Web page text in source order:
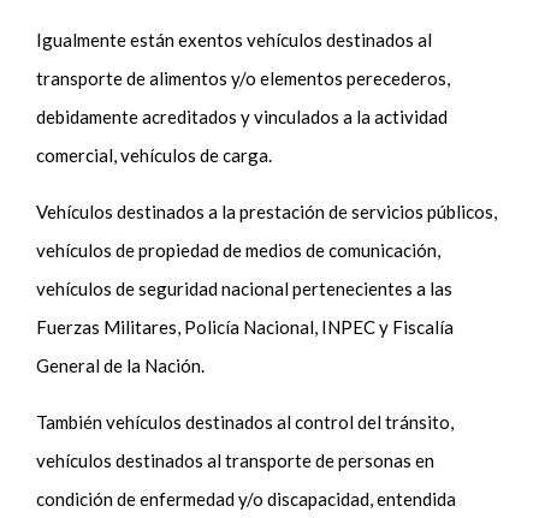
Igualmente están exentos vehículos destinados al
transporte de alimentos y/o elementos perecederos,
debidamente acreditados y vinculados a la actividad
comercial, vehículos de carga.
Vehículos destinados a la prestación de servicios públicos,
vehículos de propiedad de medios de comunicación,
vehículos de seguridad nacional pertenecientes a las
Fuerzas Militares, Policía Nacional, INPEC y Fiscalía
General de la Nación.
También vehículos destinados al control del tránsito,
vehículos destinados al transporte de personas en
condición de enfermedad y/o discapacidad, entendida